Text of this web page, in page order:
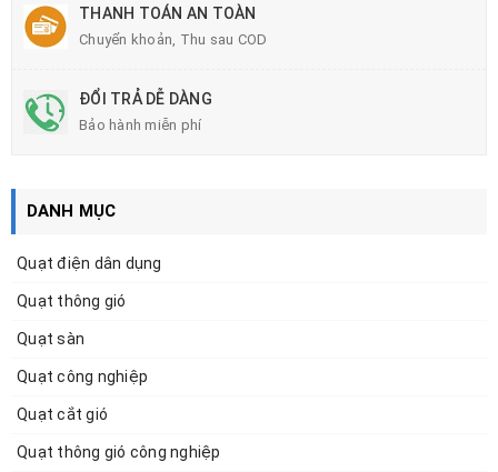
THANH TOÁN AN TOÀN
Chuyển khoản, Thu sau COD
ĐỔI TRẢ DỄ DÀNG
Bảo hành miễn phí
DANH MỤC
Quạt điện dân dụng
Quạt thông gió
Quạt sàn
Quạt công nghiệp
Quạt cắt gió
Quạt thông gió công nghiệp